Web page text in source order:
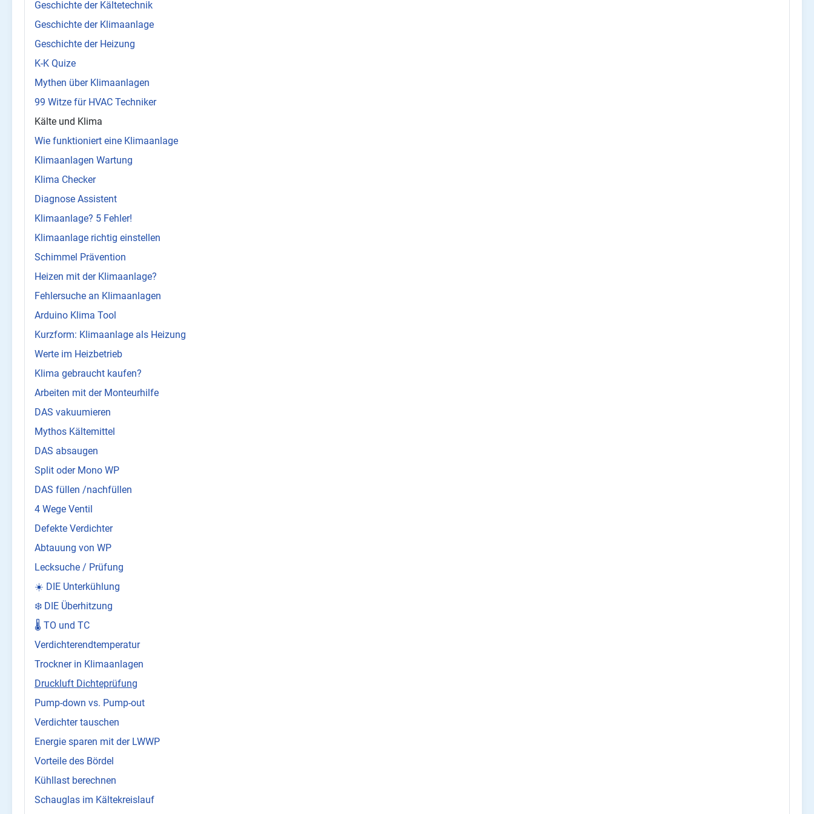
Geschichte der Kältetechnik
Geschichte der Klimaanlage
Geschichte der Heizung
K-K Quize
Mythen über Klimaanlagen
99 Witze für HVAC Techniker
Kälte und Klima
Wie funktioniert eine Klimaanlage
Klimaanlagen Wartung
Klima Checker
Diagnose Assistent
Klimaanlage? 5 Fehler!
Klimaanlage richtig einstellen
Schimmel Prävention
Heizen mit der Klimaanlage?
Fehlersuche an Klimaanlagen
Arduino Klima Tool
Kurzform: Klimaanlage als Heizung
Werte im Heizbetrieb
Klima gebraucht kaufen?
Arbeiten mit der Monteurhilfe
DAS vakuumieren
Mythos Kältemittel
DAS absaugen
Split oder Mono WP
DAS füllen /nachfüllen
4 Wege Ventil
Defekte Verdichter
Abtauung von WP
Lecksuche / Prüfung
☀️ DIE Unterkühlung
❄️ DIE Überhitzung
🌡️ TO und TC
Verdichterendtemperatur
Trockner in Klimaanlagen
Druckluft Dichteprüfung
Pump-down vs. Pump-out
Verdichter tauschen
Energie sparen mit der LWWP
Vorteile des Bördel
Kühllast berechnen
Schauglas im Kältekreislauf